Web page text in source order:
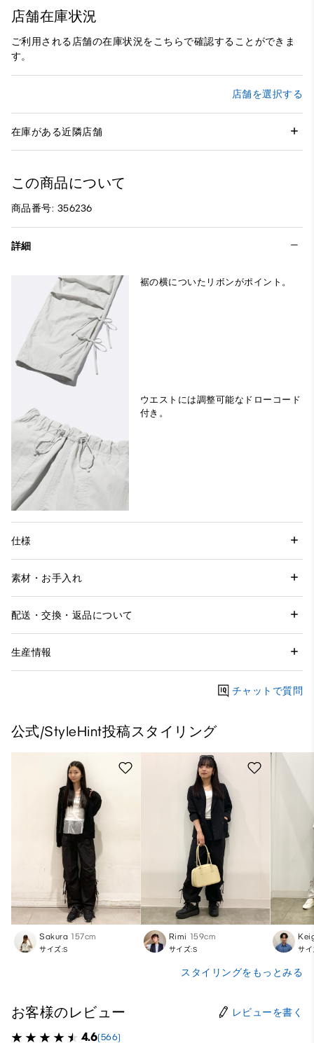
店舗在庫状況
ご利用される店舗の在庫状況をこちらで確認することができま
す。
店舗を選択する
在庫がある近隣店舗
この商品について
商品番号: 356236
詳細
裾の横についたリボンがポイント。
ウエストには調整可能なドローコード
付き。
仕様
素材・お手入れ
配送・交換・返品について
生産情報
チャットで質問
公式/StyleHint投稿スタイリング
Sakura 157cm
サイズ:S
Rimi 159cm
サイズ:S サ
スタイリングをもっとみる
お客様のレビュー レビューを書く
4.6(566)